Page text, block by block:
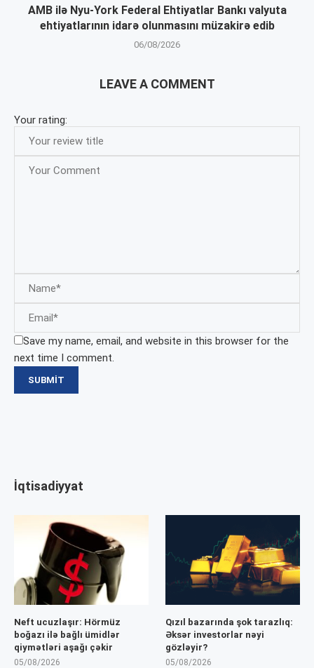
AMB ilə Nyu-York Federal Ehtiyatlar Bankı valyuta
ehtiyatlarının idarə olunmasını müzakirə edib
06/08/2026
LEAVE A COMMENT
Your rating:
Save my name, email, and website in this browser for the
next time I comment.
İqtisadiyyat
Neft ucuzlaşır: Hörmüz
boğazı ilə bağlı ümidlər
qiymətləri aşağı çəkir
05/08/2026
Qızıl bazarında şok tarazlıq:
Əksər investorlar nəyi
gözləyir?
05/08/2026